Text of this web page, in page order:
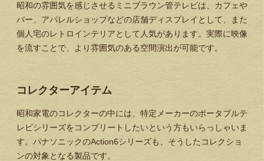
昭和の雰囲気を感じさせるミニブラウン管テレビは、カフェや
バー、アパレルショップなどの店舗ディスプレイとして、また
個人宅のレトロインテリアとして人気があります。実際に映像
を流すことで、より雰囲気のある空間演出が可能です。
コレクターアイテム
昭和家電のコレクターの中には、特定メーカーのポータブルテ
レビシリーズをコンプリートしたいという方もいらっしゃいま
す。パナソニックのAction6シリーズも、そうしたコレクショ
ンの対象となる製品です。